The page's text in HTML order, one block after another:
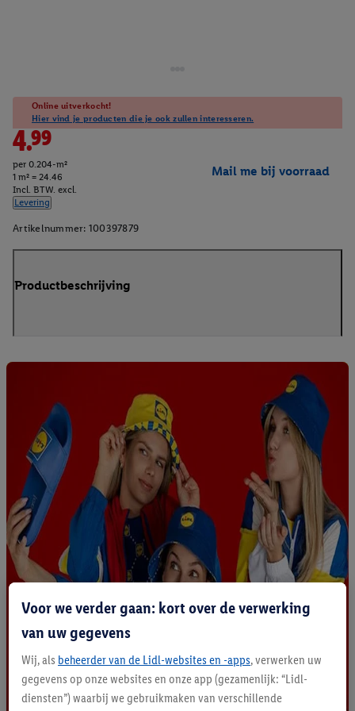
Online uitverkocht!
Hier vind je producten die je ook zullen interesseren.
4.99
per 0.204-m²
1 m² = 24.46
Incl. BTW. excl.
Levering
Mail me bij voorraad
Artikelnummer: 100397879
Productbeschrijving
Voor we verder gaan: kort over de verwerking
van uw gegevens
Wij, als beheerder van de Lidl-websites en -apps, verwerken uw
gegevens op onze websites en onze app (gezamenlijk: “Lidl-
diensten”) waarbij we gebruikmaken van verschillende